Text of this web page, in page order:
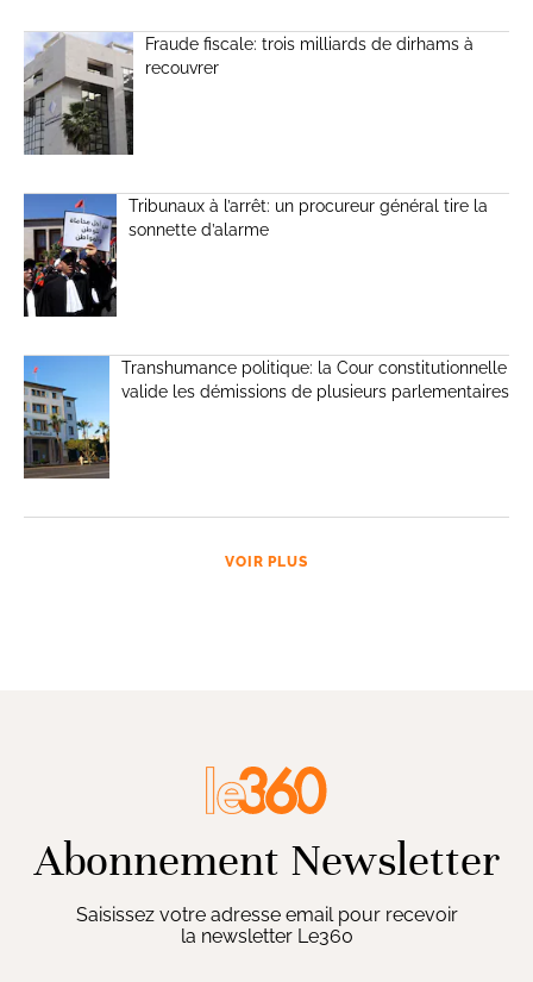
Fraude fiscale: trois milliards de dirhams à
recouvrer
Tribunaux à l’arrêt: un procureur général tire la
sonnette d’alarme
Transhumance politique: la Cour constitutionnelle
valide les démissions de plusieurs parlementaires
VOIR PLUS
Abonnement Newsletter
Saisissez votre adresse email pour recevoir
la newsletter Le360